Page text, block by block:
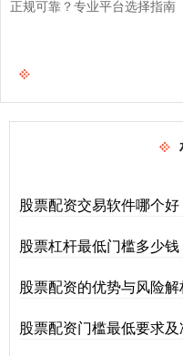
正规可靠？专业平台选择指南
股票配资交易软件哪个
股票杠杆最低门槛多少
股票配资的优势与风险
股票配资门槛最低要求